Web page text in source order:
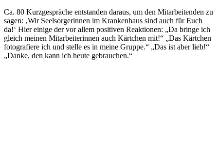
Ca. 80 Kurzgespräche entstanden daraus, um den Mitarbeitenden zu
sagen: ‚Wir Seelsorgerinnen im Krankenhaus sind auch für Euch
da!‘ Hier einige der vor allem positiven Reaktionen: „Da bringe ich
gleich meinen Mitarbeiterinnen auch Kärtchen mit!“ „Das Kärtchen
fotografiere ich und stelle es in meine Gruppe.“ „Das ist aber lieb!“
„Danke, den kann ich heute gebrauchen.“